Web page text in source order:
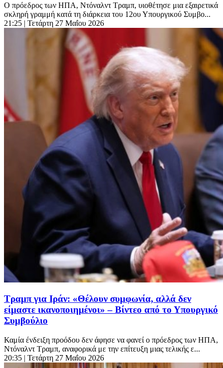
Ο πρόεδρος των ΗΠΑ, Ντόναλντ Τραμπ, υιοθέτησε μια εξαιρετικά
σκληρή γραμμή κατά τη διάρκεια του 12ου Υπουργικού Συμβο...
21:25 | Τετάρτη 27 Μαΐου 2026
Τραμπ για Ιράν: «Θέλουν συμφωνία, αλλά δεν
είμαστε ικανοποιημένοι» – Βίντεο από το Υπουργικό
Συμβούλιο
Καμία ένδειξη προόδου δεν άφησε να φανεί ο πρόεδρος των ΗΠΑ,
Ντόναλντ Τραμπ, αναφορικά με την επίτευξη μιας τελικής ε...
20:35 | Τετάρτη 27 Μαΐου 2026